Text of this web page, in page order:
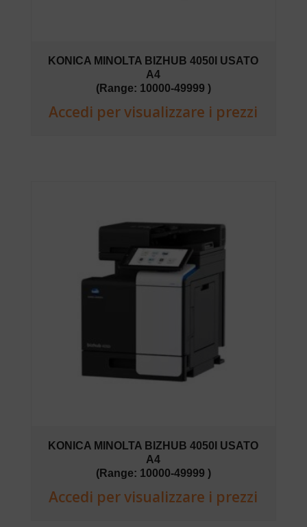
KONICA MINOLTA BIZHUB 4050I USATO
A4
(Range: 10000-49999 )
Accedi per visualizzare i prezzi
KONICA MINOLTA BIZHUB 4050I USATO
A4
(Range: 10000-49999 )
Accedi per visualizzare i prezzi